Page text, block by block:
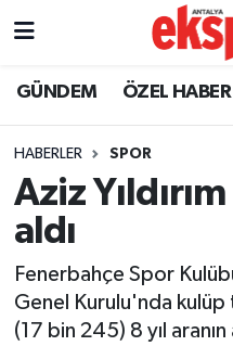
GÜNDEM ÖZEL HABER
HABERLER SPOR
Aziz
aldı
Fenerbahçe Spor
Genel Kurulu'nda kulüp
(17 bin 245) 8 yıl
ÖZEL HABER
YEREL GÜNDEM
EKONOMİ
KÜLTÜR - SANAT
Nöbetçi Eczaneler
Trafik Durumu
Süper Lig Puan
Tüm Manşetler